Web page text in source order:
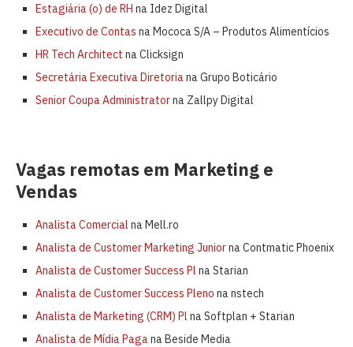
Estagiária (o) de RH na Idez Digital
Executivo de Contas na Mococa S/A – Produtos Alimentícios
HR Tech Architect na Clicksign
Secretária Executiva Diretoriana Grupo Boticário
Senior Coupa Administratorna Zallpy Digital
Vagas remotas em Marketing e
Vendas
Analista Comercial na Mell.ro
Analista de Customer Marketing Juniorna Contmatic Phoenix
Analista de Customer Success Pl na Starian
Analista de Customer Success Pleno na nstech
Analista de Marketing (CRM) Pl na Softplan + Starian
Analista de Mídia Pagana Beside Media